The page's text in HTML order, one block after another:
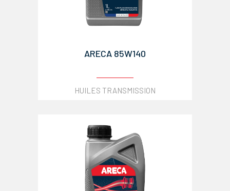
ARECA 85W140
HUILES TRANSMISSION